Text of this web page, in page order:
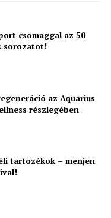
csomaggal az 50
sorozatot!
az Aquarius
részlegében
tartozékok – menjen